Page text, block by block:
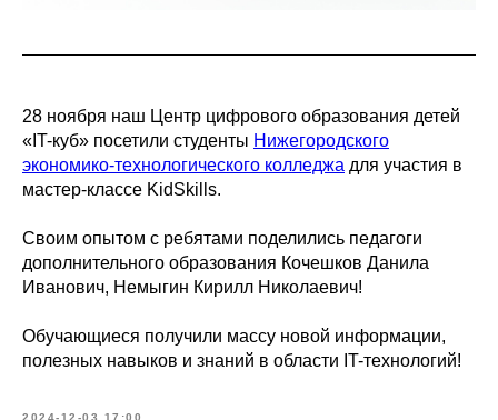
28 ноября наш Центр цифрового образования детей
«IT-куб» посетили студенты Нижегородского
экономико-технологического колледжа для участия в
мастер-классе KidSkills.
Своим опытом с ребятами поделились педагоги
дополнительного образования Кочешков Данила
Иванович, Немыгин Кирилл Николаевич!
‍Обучающиеся получили массу новой информации,
полезных навыков и знаний в области IT-технологий!
2024-12-03 17:00